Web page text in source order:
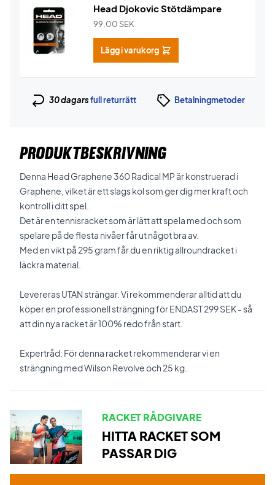
Head Djokovic Stötdämpare
99,00 SEK
Lägg i varukorg
30 dagarsfull returrätt Betalningmetoder
PRODUKTBESKRIVNING
Denna Head Graphene 360 ​​Radical MP är konstruerad i
Graphene, vilket är ett slags kol som ger dig mer kraft och
kontroll i ditt spel.
Det är en tennisracket som är lätt att spela med och som
spelare på de flesta nivåer får ut något bra av.
Med en vikt på 295 gram får du en riktig allroundracket i
läckra material.
Levereras UTAN strängar. Vi rekommenderar alltid att du
köper en professionell strängning för ENDAST 299 SEK - så
att din nya racket är 100% redo från start.
Expertråd: För denna racket rekommenderar vi en
strängning med Wilson Revolve och 25 kg.
RACKET RÅDGIVARE
HITTA RACKET SOM
PASSAR DIG